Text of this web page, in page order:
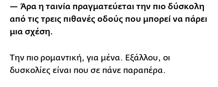
— Άρα η ταινία πραγματεύεται την πιο δύσκολη
από τις τρεις πιθανές οδούς που μπορεί να πάρει
μια σχέση.
Την πιο ρομαντική, για μένα. Εξάλλου, οι
δυσκολίες είναι που σε πάνε παραπέρα.